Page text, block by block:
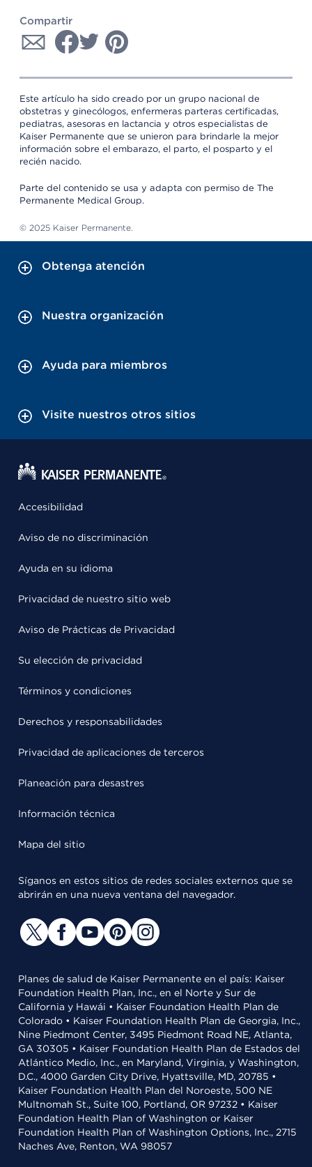
Compartir
Este artículo ha sido creado por un grupo nacional de
obstetras y ginecólogos, enfermeras parteras certificadas,
pediatras, asesoras en lactancia y otros especialistas de
Kaiser Permanente que se unieron para brindarle la mejor
información sobre el embarazo, el parto, el posparto y el
recién nacido.
Parte del contenido se usa y adapta con permiso de The
Permanente Medical Group.
© 2025 Kaiser Permanente.
Obtenga atención
Nuestra organización
Ayuda para miembros
Visite nuestros otros sitios
Accesibilidad
Aviso de no discriminación
Ayuda en su idioma
Privacidad de nuestro sitio web
Aviso de Prácticas de Privacidad
Su elección de privacidad
Términos y condiciones
Derechos y responsabilidades
Privacidad de aplicaciones de terceros
Planeación para desastres
Información técnica
Mapa del sitio
Síganos en estos sitios de redes sociales externos que se
abrirán en una nueva ventana del navegador.
Planes de salud de Kaiser Permanente en el país: Kaiser
Foundation Health Plan, Inc., en el Norte y Sur de
California y Hawái • Kaiser Foundation Health Plan de
Colorado • Kaiser Foundation Health Plan de Georgia, Inc.,
Nine Piedmont Center, 3495 Piedmont Road NE, Atlanta,
GA 30305 • Kaiser Foundation Health Plan de Estados del
Atlántico Medio, Inc., en Maryland, Virginia, y Washington,
D.C., 4000 Garden City Drive, Hyattsville, MD, 20785 •
Kaiser Foundation Health Plan del Noroeste, 500 NE
Multnomah St., Suite 100, Portland, OR 97232 • Kaiser
Foundation Health Plan of Washington or Kaiser
Foundation Health Plan of Washington Options, Inc., 2715
Naches Ave, Renton, WA 98057